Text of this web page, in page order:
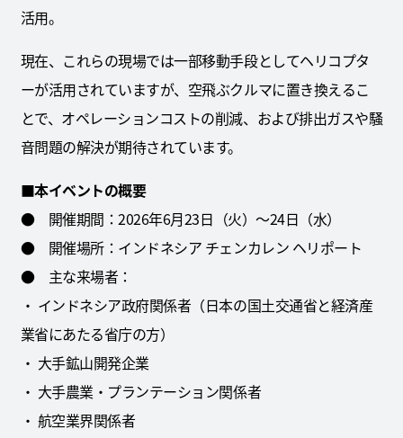
活用。
現在、これらの現場では一部移動手段としてヘリコプタ
ーが活用されていますが、空飛ぶクルマに置き換えるこ
とで、オペレーションコストの削減、および排出ガスや騒
音問題の解決が期待されています。
■本イベントの概要
● 開催期間：2026年6月23日（火）～24日（水）
● 開催場所：インドネシア チェンカレン ヘリポート
● 主な来場者：
・ インドネシア政府関係者（日本の国土交通省と経済産
業省にあたる省庁の方）
・ 大手鉱山開発企業
・ 大手農業・プランテーション関係者
・ 航空業界関係者